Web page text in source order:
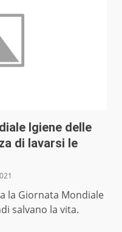
Igiene delle
di lavarsi le
la Giornata Mondiale
salvano la vita.